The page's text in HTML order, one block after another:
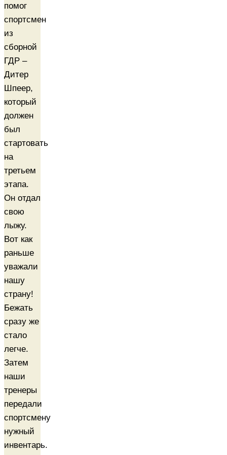
помог
спортсмен
из
сборной
ГДР –
Дитер
Шпеер,
который
должен
был
стартовать
на
третьем
этапа.
Он отдал
свою
лыжу.
Вот как
раньше
уважали
нашу
страну!
Бежать
сразу же
стало
легче.
Затем
наши
тренеры
передали
спортсмену
нужный
инвентарь.